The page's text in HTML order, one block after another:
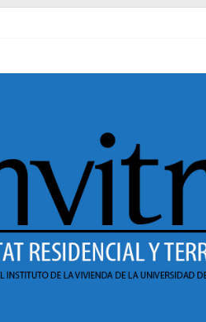
ciclo de conversatorios 40 años INVI